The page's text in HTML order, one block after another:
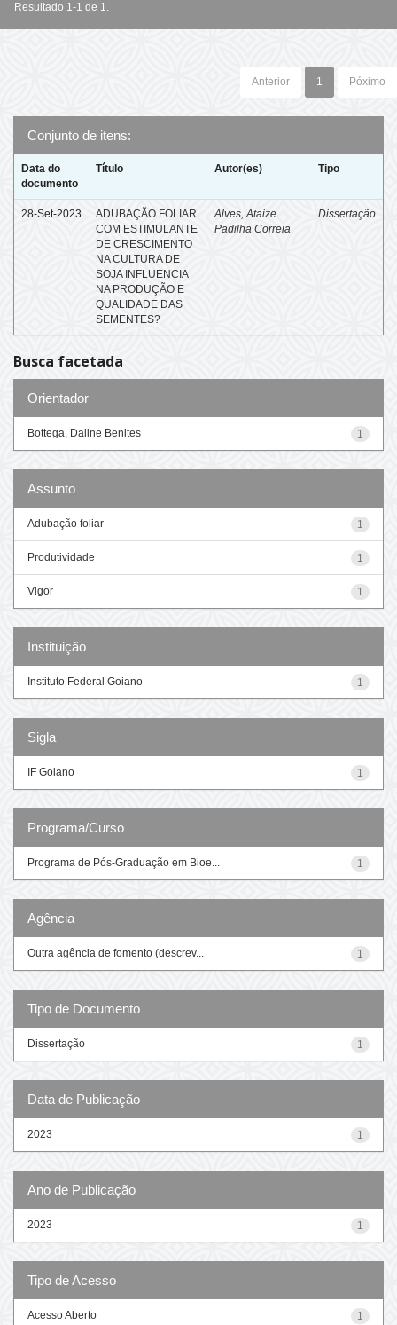
Resultado 1-1 de 1.
Anterior 1 Póximo
Conjunto de itens:
Data do
documento
Título Autor(es) Tipo
28-Set-2023
ADUBAÇÃO FOLIAR
COM ESTIMULANTE
DE CRESCIMENTO
NA CULTURA DE
SOJA INFLUENCIA
NA PRODUÇÃO E
QUALIDADE DAS
SEMENTES?
Alves, Ataize
Padilha Correia
Dissertação
Busca facetada
Orientador
1
Bottega, Daline Benites
Assunto
1
Adubação foliar
1
Produtividade
1
Vigor
Instituição
1
Instituto Federal Goiano
Sigla
1
IF Goiano
Programa/Curso
1
Programa de Pós-Graduação em Bioe...
Agência
1
Outra agência de fomento (descrev...
Tipo de Documento
1
Dissertação
Data de Publicação
1
2023
Ano de Publicação
1
2023
Tipo de Acesso
1
Acesso Aberto